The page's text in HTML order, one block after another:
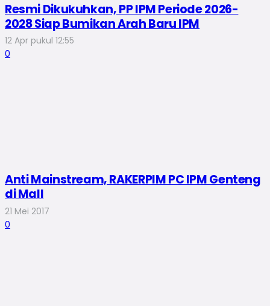
Resmi Dikukuhkan, PP IPM Periode 2026-
2028 Siap Bumikan Arah Baru IPM
12 Apr pukul 12:55
0
Anti Mainstream, RAKERPIM PC IPM Genteng
di Mall
21 Mei 2017
0